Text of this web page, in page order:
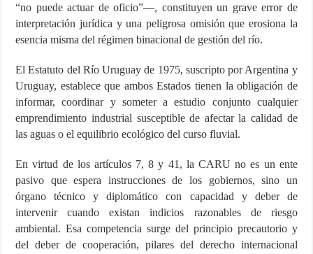
“no puede actuar de oficio”—, constituyen un grave error de
interpretación jurídica y una peligrosa omisión que erosiona la
esencia misma del régimen binacional de gestión del río.
El Estatuto del Río Uruguay de 1975, suscripto por Argentina y
Uruguay, establece que ambos Estados tienen la obligación de
informar, coordinar y someter a estudio conjunto cualquier
emprendimiento industrial susceptible de afectar la calidad de
las aguas o el equilibrio ecológico del curso fluvial.
En virtud de los artículos 7, 8 y 41, la CARU no es un ente
pasivo que espera instrucciones de los gobiernos, sino un
órgano técnico y diplomático con capacidad y deber de
intervenir cuando existan indicios razonables de riesgo
ambiental. Esa competencia surge del principio precautorio y
del deber de cooperación, pilares del derecho internacional